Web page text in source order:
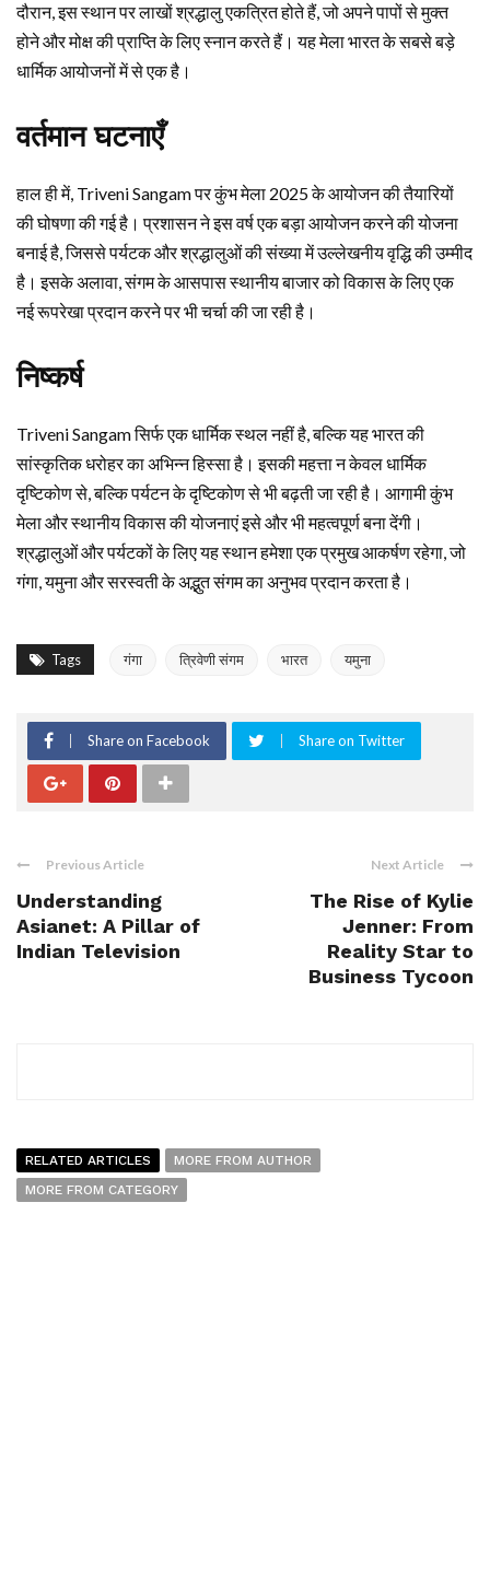
दौरान, इस स्थान पर लाखों श्रद्धालु एकत्रित होते हैं, जो अपने पापों से मुक्त
होने और मोक्ष की प्राप्ति के लिए स्नान करते हैं। यह मेला भारत के सबसे बड़े
धार्मिक आयोजनों में से एक है।
वर्तमान घटनाएँ
हाल ही में, Triveni Sangam पर कुंभ मेला 2025 के आयोजन की तैयारियों
की घोषणा की गई है। प्रशासन ने इस वर्ष एक बड़ा आयोजन करने की योजना
बनाई है, जिससे पर्यटक और श्रद्धालुओं की संख्या में उल्लेखनीय वृद्धि की उम्मीद
है। इसके अलावा, संगम के आसपास स्थानीय बाजार को विकास के लिए एक
नई रूपरेखा प्रदान करने पर भी चर्चा की जा रही है।
निष्कर्ष
Triveni Sangam सिर्फ एक धार्मिक स्थल नहीं है, बल्कि यह भारत की
सांस्कृतिक धरोहर का अभिन्न हिस्सा है। इसकी महत्ता न केवल धार्मिक
दृष्टिकोण से, बल्कि पर्यटन के दृष्टिकोण से भी बढ़ती जा रही है। आगामी कुंभ
मेला और स्थानीय विकास की योजनाएं इसे और भी महत्वपूर्ण बना देंगी।
श्रद्धालुओं और पर्यटकों के लिए यह स्थान हमेशा एक प्रमुख आकर्षण रहेगा, जो
गंगा, यमुना और सरस्वती के अद्भुत संगम का अनुभव प्रदान करता है।
Tags गंगा त्रिवेणी संगम भारत यमुना
Share on Facebook Share on Twitter
Previous Article
Understanding
Asianet: A Pillar of
Indian Television
Next Article
The Rise of Kylie
Jenner: From
Reality Star to
Business Tycoon
RELATED ARTICLES
MORE FROM AUTHOR
MORE FROM CATEGORY